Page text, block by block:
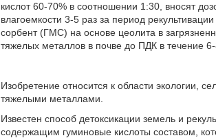
кислот 60-70% в соотношении 1:30, вносят
влагоемкости 3-5 раз за период
сорбент (ГМС) на основе цеолита в
тяжелых металлов в почве до ПДК в течение
Изобретение относится к области экологии,
тяжелыми металлами.
Известен способ детоксикации земель и
содержащим гуминовые кислоты составом,